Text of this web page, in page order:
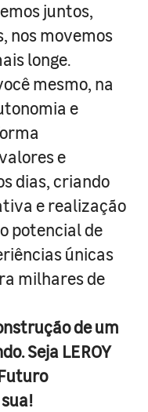
juntos,
nos movemos
longe.
mesmo, na
e
e
dias, criando
e realização
potencial de
únicas
milhares de
de um
Seja LEROY